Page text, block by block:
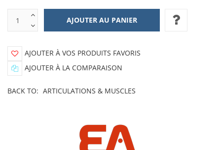
AJOUTER À VOS PRODUITS FAVORIS
AJOUTER À LA COMPARAISON
BACK TO: ARTICULATIONS & MUSCLES